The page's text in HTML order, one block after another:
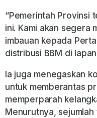
“Pemerintah Provinsi
ini. Kami akan segera
imbauan kepada
distribusi BBM di
Ia juga menegaskan
untuk memberantas
memperparah
Menurutnya,